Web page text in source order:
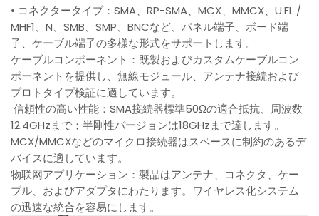
• コネクタータイプ：SMA、RP-SMA、MCX、MMCX、U.FL /
MHF1、N、SMB、SMP、BNCなど、パネル端子、ボード端
子、ケーブル端子の多様な形式をサポートします。
ケーブルコンポーネント：既製およびカスタムケーブルコン
ポーネントを提供し、無線モジュール、アンテナ接続および
プロトタイプ検証に適しています。
信頼性の高い性能：SMA接続器標準50Ωの適合抵抗、周波数
12.4GHzまで；半剛性バージョンは18GHzまで達します。
MCX/MMCXなどのマイクロ接続器はスペースに制約のあるデ
バイスに適しています。
物联网アプリケーション：製品はアンテナ、コネクタ、ケー
ブル、およびアダプタにわたります。ワイヤレス化システム
の迅速な統合を容易にします。